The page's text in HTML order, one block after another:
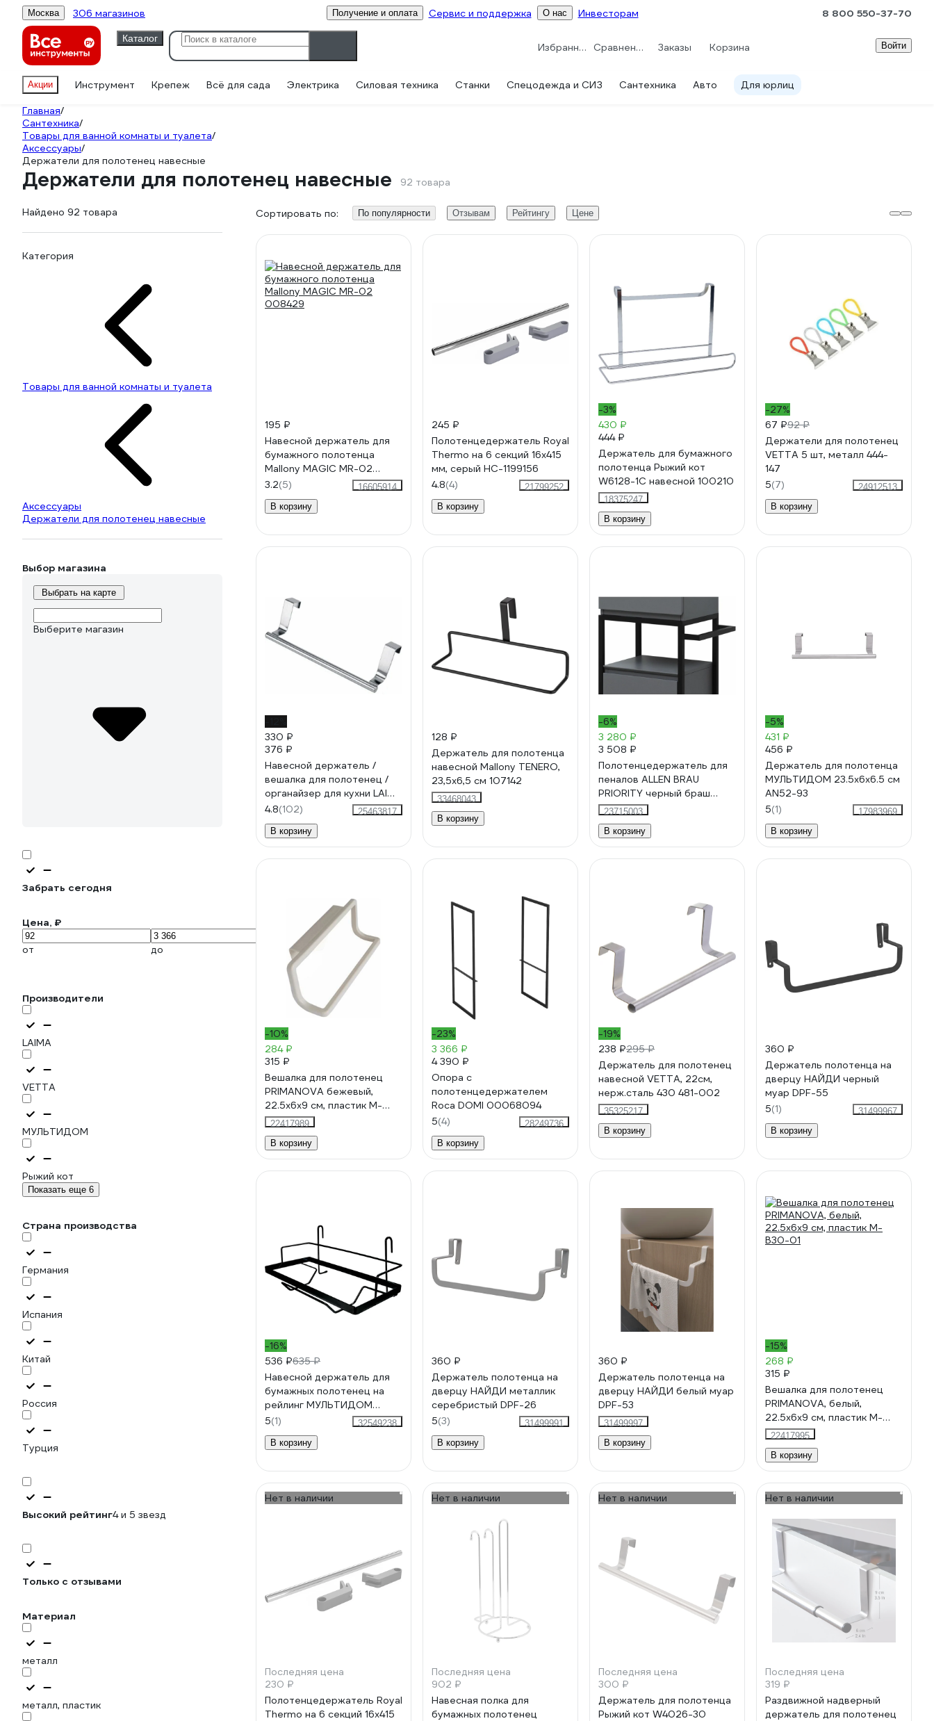
Москва 306 магазинов Получение и оплата Сервис и поддержка О нас Инвесторам 8 800 550-37-70
Каталог
Избранное Сравнение Заказы Корзина Войти
Акции Инструмент Крепеж Всё для сада Электрика Силовая техника Станки Спецодежда и СИЗ Сантехника Авто Для юрлиц
Главная/
Сантехника/
Товары для ванной комнаты и туалета/
Аксессуары/
Держатели для полотенец навесные
Держатели для полотенец навесные 92 товара
Найдено 92 товара
Категория
Товары для ванной комнаты и туалета
Аксессуары
Держатели для полотенец навесные
Выбор магазина
Выбрать на карте
Выберите магазин
Забрать сегодня
Цена, ₽
от до
Производители
LAIMA
VETTA
МУЛЬТИДОМ
Рыжий кот
Показать еще 6
Страна производства
Германия
Испания
Китай
Россия
Турция
Высокий рейтинг4 и 5 звезд
Только с отзывами
Материал
металл
металл, пластик
Сортировать по: По популярности Отзывам Рейтингу Цене
195 ₽
Навесной держатель для
бумажного полотенца
Mallony MAGIC MR-02
008429
3.2(5)
16605914
В корзину
245 ₽
Полотенцедержатель Royal
Thermo на 6 секций 16x415
мм, серый НС-1199156
4.8(4)
21799252
В корзину
-3%
430 ₽
444 ₽
Держатель для бумажного
полотенца Рыжий кот
W6128-1C навесной 100210
18375247
В корзину
-27%
67 ₽92 ₽
Держатели для полотенец
VETTA 5 шт, металл 444-
147
5(7)
24912513
В корзину
330 ₽
376 ₽
Навесной держатель /
вешалка для полотенец /
органайзер для кухни LAIMA
Home нержавеющая сталь
608003
4.8(102)
25463817
В корзину
128 ₽
Держатель для полотенца
навесной Mallony TENERO,
23,5x6,5 см 107142
33468043
В корзину
-6%
3 280 ₽
3 508 ₽
Полотенцедержатель для
пеналов ALLEN BRAU
PRIORITY черный браш
00274331 1.31008.BB
23715003
В корзину
-5%
431 ₽
456 ₽
Держатель для полотенца
МУЛЬТИДОМ 23.5х6х6.5 см
AN52-93
5(1)
17983969
В корзину
-10%
284 ₽
315 ₽
Вешалка для полотенец
PRIMANOVA бежевый,
22.5x6х9 см, пластик M-
B30-09
22417989
В корзину
-23%
3 366 ₽
4 390 ₽
Опора с
полотенцедержателем
Roca DOMI 00068094
5(4)
28249736
В корзину
-19%
238 ₽295 ₽
Держатель для полотенец
навесной VETTA, 22см,
нерж.сталь 430 481-002
35325217
В корзину
360 ₽
Держатель полотенца на
дверцу НАЙДИ черный
муар DPF-55
5(1)
31499967
В корзину
-16%
536 ₽635 ₽
Навесной держатель для
бумажных полотенец на
рейлинг МУЛЬТИДОМ
"Лофт" 30x20x10 см DA52-
157
5(1)
32549238
В корзину
360 ₽
Держатель полотенца на
дверцу НАЙДИ металлик
серебристый DPF-26
5(3)
31499991
В корзину
360 ₽
Держатель полотенца на
дверцу НАЙДИ белый муар
DPF-53
31499997
В корзину
-15%
268 ₽
315 ₽
Вешалка для полотенец
PRIMANOVA, белый,
22.5x6х9 см, пластик M-
B30-01
22417995
В корзину
Нет в наличии
Последняя цена
230 ₽
Полотенцедержатель Royal
Thermo на 6 секций 16x415
Нет в наличии
Последняя цена
902 ₽
Навесная полка для
бумажных полотенец
Нет в наличии
Последняя цена
300 ₽
Держатель для полотенца
Рыжий кот W4026-30
Нет в наличии
Последняя цена
319 ₽
Раздвижной надверный
держатель для полотенец